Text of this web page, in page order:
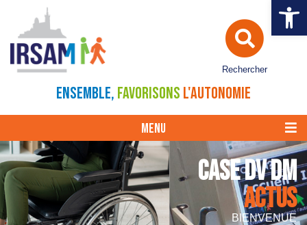
Ouvrir
Rechercher
ENSEMBLE, FAVORISONS L'AUTONOMIE
MENU
CASE DV DM
ACTUS
BIENVENUE